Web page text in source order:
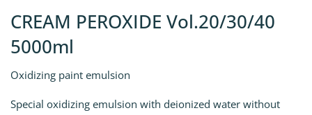
CREAM PEROXIDE Vol.20/30/40
5000ml
Oxidizing paint emulsion
Special oxidizing emulsion with deionized water without